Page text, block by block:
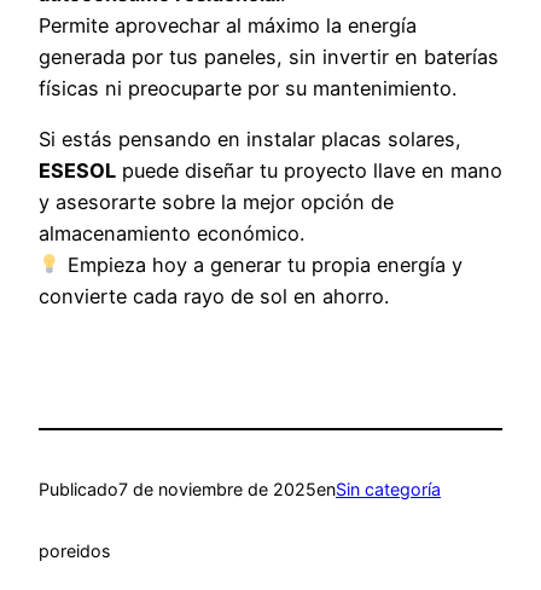
Permite aprovechar al máximo la energía
generada por tus paneles, sin invertir en baterías
físicas ni preocuparte por su mantenimiento.
Si estás pensando en instalar placas solares,
ESESOL puede diseñar tu proyecto llave en mano
y asesorarte sobre la mejor opción de
almacenamiento económico.
Empieza hoy a generar tu propia energía y
convierte cada rayo de sol en ahorro.
Publicado7 de noviembre de 2025enSin categoría
poreidos